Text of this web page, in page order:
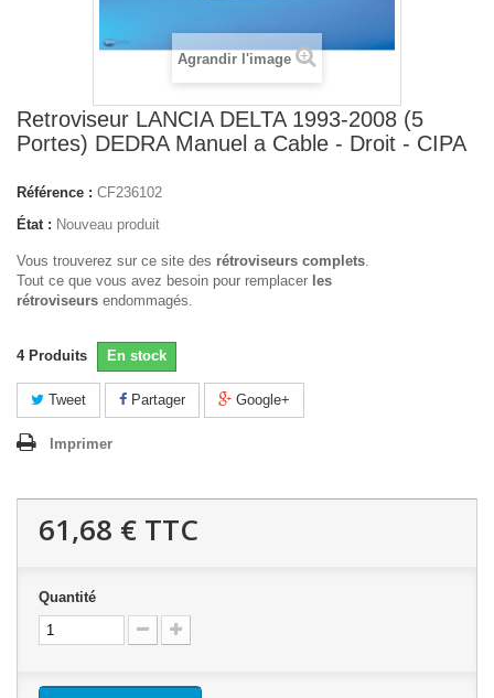
Agrandir l'image
Retroviseur LANCIA DELTA 1993-2008 (5
Portes) DEDRA Manuel a Cable - Droit - CIPA
Référence : CF236102
État : Nouveau produit
Vous trouverez sur ce site des rétroviseurs complets.
Tout ce que vous avez besoin pour remplacer les
rétroviseurs endommagés.
4 Produits En stock
Tweet Partager Google+
Imprimer
61,68 € TTC
Quantité